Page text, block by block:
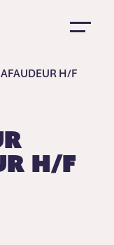
H/F
H/F